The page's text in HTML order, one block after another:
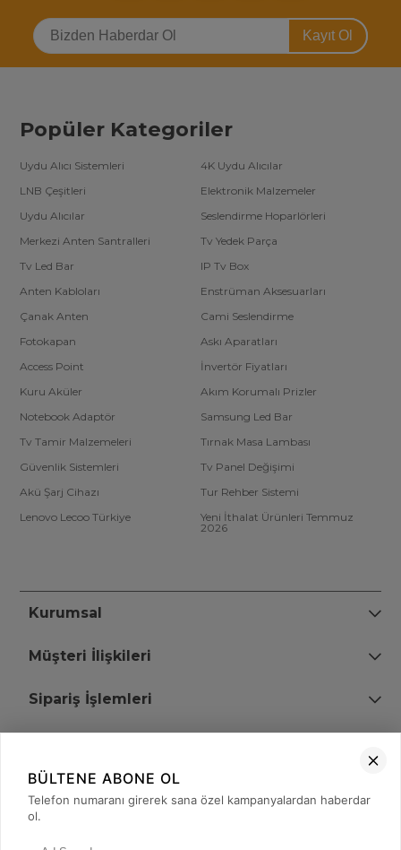
Kayıt Ol
Popüler Kategoriler
Uydu Alıcı Sistemleri
4K Uydu Alıcılar
LNB Çeşitleri
Elektronik Malzemeler
Uydu Alıcılar
Seslendirme Hoparlörleri
Merkezi Anten Santralleri
Tv Yedek Parça
Tv Led Bar
IP Tv Box
Anten Kabloları
Enstrüman Aksesuarları
Çanak Anten
Cami Seslendirme
Fotokapan
Askı Aparatları
Access Point
İnvertör Fiyatları
Kuru Aküler
Akım Korumalı Prizler
Notebook Adaptör
Samsung Led Bar
Tv Tamir Malzemeleri
Tırnak Masa Lambası
Güvenlik Sistemleri
Tv Panel Değişimi
Akü Şarj Cihazı
Tur Rehber Sistemi
Lenovo Lecoo Türkiye
Yeni İthalat Ürünleri Temmuz
2026
Kurumsal
Müşteri İlişkileri
Sipariş İşlemleri
+90 (850) 473 08 08
BÜLTENE ABONE OL
Telefon numaranı girerek sana özel kampanyalardan haberdar
ol.